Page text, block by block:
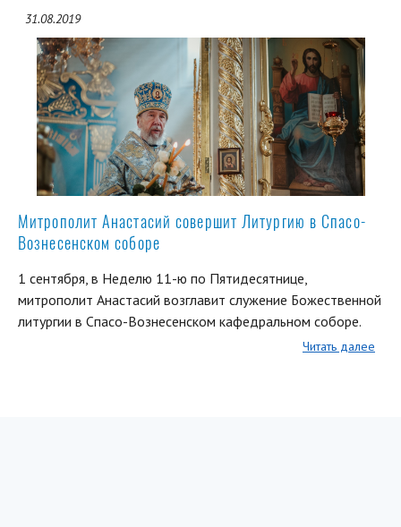
31.08.2019
Митрополит Анастасий совершит Литургию в Спасо-
Вознесенском соборе
1 сентября, в Неделю 11-ю по Пятидесятнице,
митрополит Анастасий возглавит служение Божественной
литургии в Спасо-Вознесенском кафедральном соборе.
Читать далее